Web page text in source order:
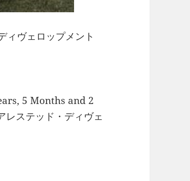
ロップメント
5 Months and 2
ステッド・ディヴェ